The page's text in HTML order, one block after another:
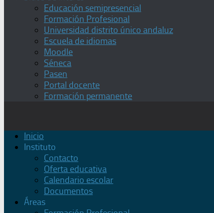
Educación semipresencial
Formación Profesional
Universidad distrito único andaluz
Escuela de idiomas
Moodle
Séneca
Pasen
Portal docente
Formación permanente
Inicio
Instituto
Contacto
Oferta educativa
Calendario escolar
Documentos
Áreas